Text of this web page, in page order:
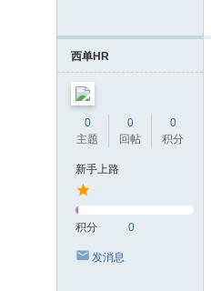
西单HR
0
主题
0
回帖
0
积分
新手上路
积分 0
发消息